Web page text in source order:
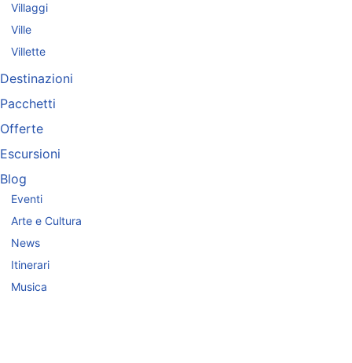
Villaggi
Ville
Villette
Destinazioni
Pacchetti
Offerte
Escursioni
Blog
Eventi
Arte e Cultura
News
Itinerari
Musica